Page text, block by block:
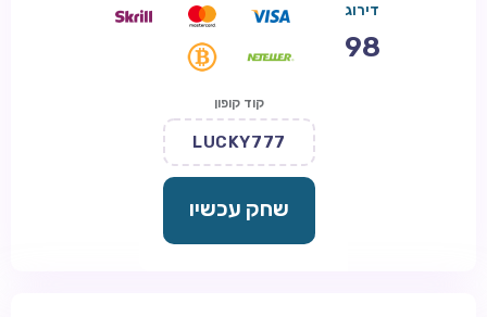
דירוג
98
קוד קופון
LUCKY777
שחק עכשיו